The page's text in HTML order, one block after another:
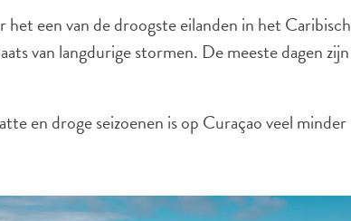
een van de droogste eilanden in het Caribisch
van langdurige stormen. De meeste dagen zijn
en droge seizoenen is op Curaçao veel minder